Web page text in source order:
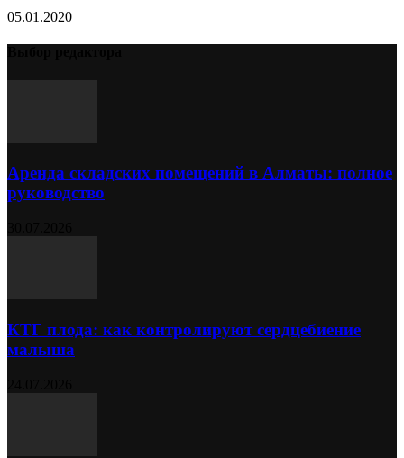
05.01.2020
Аренда складских помещений в Алматы: полное
руководство
КТГ плода: как контролируют сердцебиение
малыша